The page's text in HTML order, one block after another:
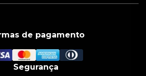
de pagamento
Segurança